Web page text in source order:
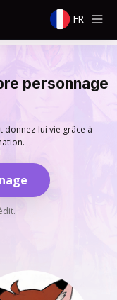
FR
personnage
donnez-lui vie grâce à